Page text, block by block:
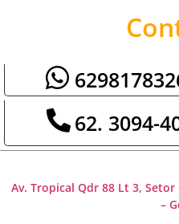
62. 3094-
Av. Tropical Qdr 88 Lt 3,
–